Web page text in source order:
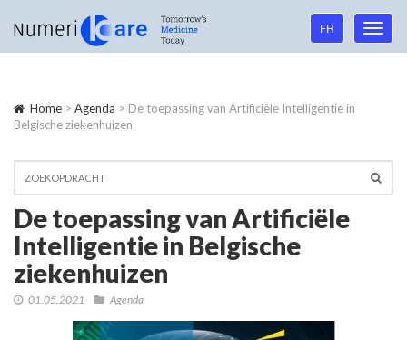
Language
navigation
FR
Home > Agenda > De toepassing van Artificiële Intelligentie in
Belgische ziekenhuizen
De toepassing van Artificiële
Intelligentie in Belgische
ziekenhuizen
01.05.2021 Agenda